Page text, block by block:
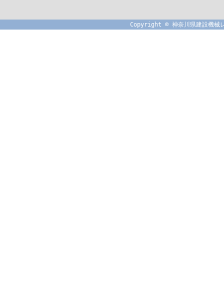
Copyright © 神奈川県建設機